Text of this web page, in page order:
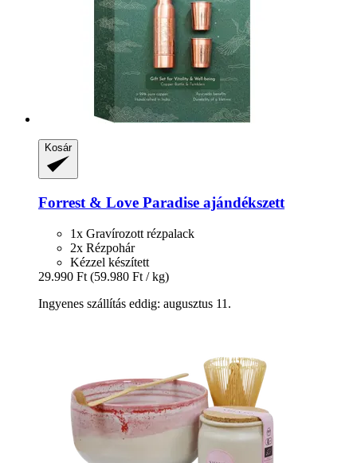
Kosár
Forrest & Love Paradise ajándékszett
1x Gravírozott rézpalack
2x Rézpohár
Kézzel készített
29.990 Ft (59.980 Ft / kg)
Ingyenes szállítás eddig: augusztus 11.